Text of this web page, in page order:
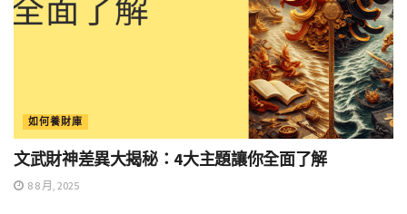
如何養財庫
文武財神差異大揭秘：4大主題讓你全面了解
8 8 月, 2025